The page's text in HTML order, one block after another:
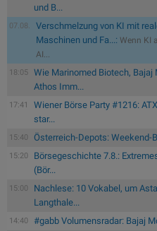
und B...
07.08.
Verschmelzung von KI mit
Maschinen und Fa...: Wenn KI
AI...
18:05
Wie Marinomed Biotech, Bajaj
Athos Imm...
17:41
Wiener Börse Party #1216:
star...
15:40 Österreich-Depots: Weekend-
15:20
Börsegeschichte 7.8.:
(Bör...
15:00
Nachlese: 10 Vokabel, um
Langthale...
14:40 #gabb Volumensradar: Bajaj